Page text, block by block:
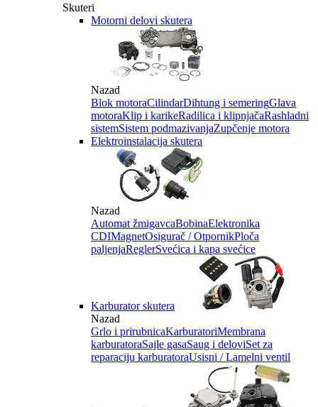
Skuteri
Motorni delovi skutera
Nazad
Blok motoraCilindarDihtung i semeringGlava
motoraKlip i karikeRadilica i klipnjačaRashladni
sistemSistem podmazivanjaZupčenje motora
Elektroinstalacija skutera
Nazad
Automat žmigavcaBobinaElektronika
CDIMagnetOsigurač / OtpornikPloča
paljenjaReglerSvećica i kapa svećice
Karburator skutera
Nazad
Grlo i prirubnicaKarburatoriMembrana
karburatoraSajle gasaSaug i deloviSet za
reparaciju karburatoraUsisni / Lamelni ventil